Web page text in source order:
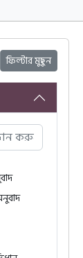
ফিল্টার মুছুন